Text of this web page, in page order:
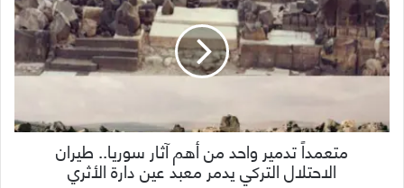
متعمداً تدمير واحد من أهم آثار سوريا.. طيران
الاحتلال التركي يدمر معبد عين دارة الأثري